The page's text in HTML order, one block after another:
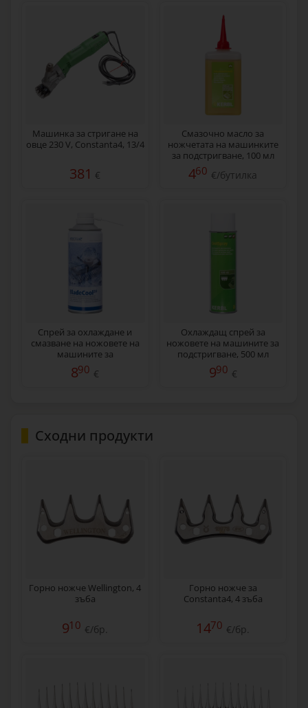
Машинка за стригане на
овце 230 V, Constanta4, 13/4
381 €
Смазочно масло за
ножчетата на машинките
за подстригване, 100 мл
460 €/бутилка
Спрей за охлаждане и
смазване на ножовете на
машините за
подстригване, 400 мл
890 €
Охлаждащ спрей за
ножовете на машините за
подстригване, 500 мл
990 €
Сходни продукти
Горно ножче Wellington, 4
зъба
910 €/бр.
Горно ножче за
Constanta4, 4 зъба
1470 €/бр.